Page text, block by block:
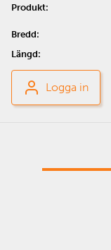
Logga in